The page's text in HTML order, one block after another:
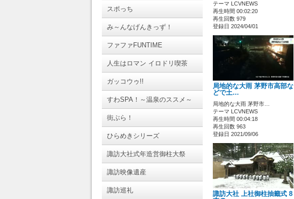
スポっち
み～んなげんきっず！
ファファFUNTIME
人生はロマン イロドリ喫茶
ガッコウゥ!!
すわSPA！～温泉のススメ～
街ぶら！
ひらめきシリーズ
諏訪大社式年造営御柱大祭
諏訪映像遺産
諏訪巡礼
テーマ LCVNEWS
再生時間 00:02:20
再生回数 979
登録日 2024/04/01
局地的な大雨 茅野市高部な
どで土…
局地的な大雨 茅野市…
テーマ LCVNEWS
再生時間 00:04:18
再生回数 963
登録日 2021/09/06
諏訪大社 上社御柱抽籤式 8